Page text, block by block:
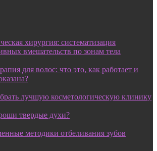
хирургия: систематизация
вмешательств по зонам тела
для волос: что это, как работает и
лучшую косметологическую клинику
твердые духи?
методики отбеливания зубов